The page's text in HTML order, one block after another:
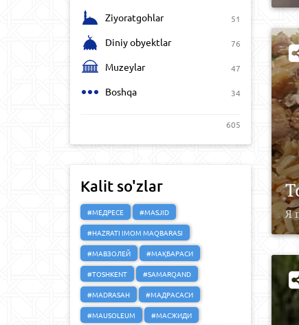
Ziyoratgohlar 51
Diniy obyektlar 76
Muzeylar 47
Boshqa 34
605
Kalit so'zlar
#МЕДРЕСЕ
#MASJID
#HAZRATI IMOM MAQBARASI
#МАВЗОЛЕЙ
#МАҚБАРАСИ
#TOSHKENT
#SAMARQAND
#MADRASAH
#МАДРАСАСИ
#MAUSOLEUM
#МАСЖИДИ
Я